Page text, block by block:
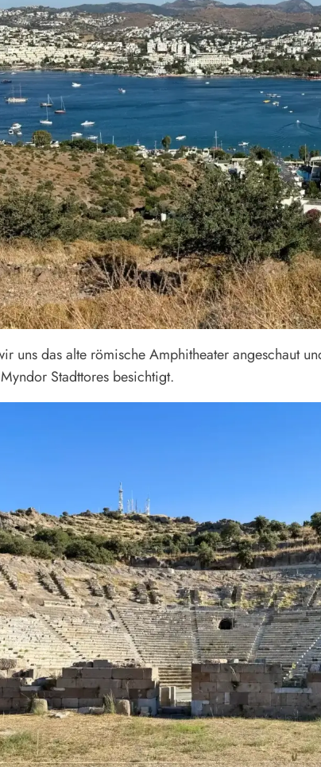
uns das alte römische Amphitheater angeschaut
Stadttores besichtigt.